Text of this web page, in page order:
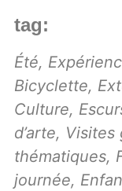
tag:
Été,
Bicyclette,
Culture,
d’arte, Visites
thématiques,
journée,